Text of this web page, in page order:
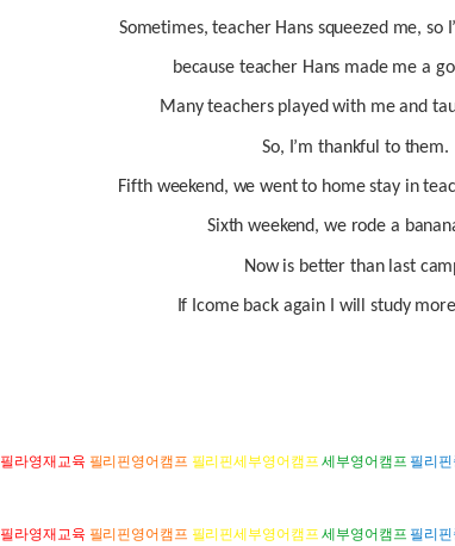
Sometimes, teacher Hans squeezed me, so
because teacher Hans made me a
Many teachers played with me and
So, I’m thankful to them.
Fifth weekend, we went to home stay in
Sixth weekend, we rode a
Now is better than last
If Icome back again I will study
필라영재교육 필리핀영어캠프 필리핀세부영어캠프 세부영어캠프 필리
필라영재교육 필리핀영어캠프 필리핀세부영어캠프 세부영어캠프 필리